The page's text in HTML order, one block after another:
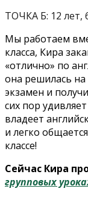
ТОЧКА Б: 12 лет,
Мы работаем
класса, Кира
«отлично» по
она решилась
экзамен и
сих пор
владеет
и легко
классе!
Сейчас Кира
групповых